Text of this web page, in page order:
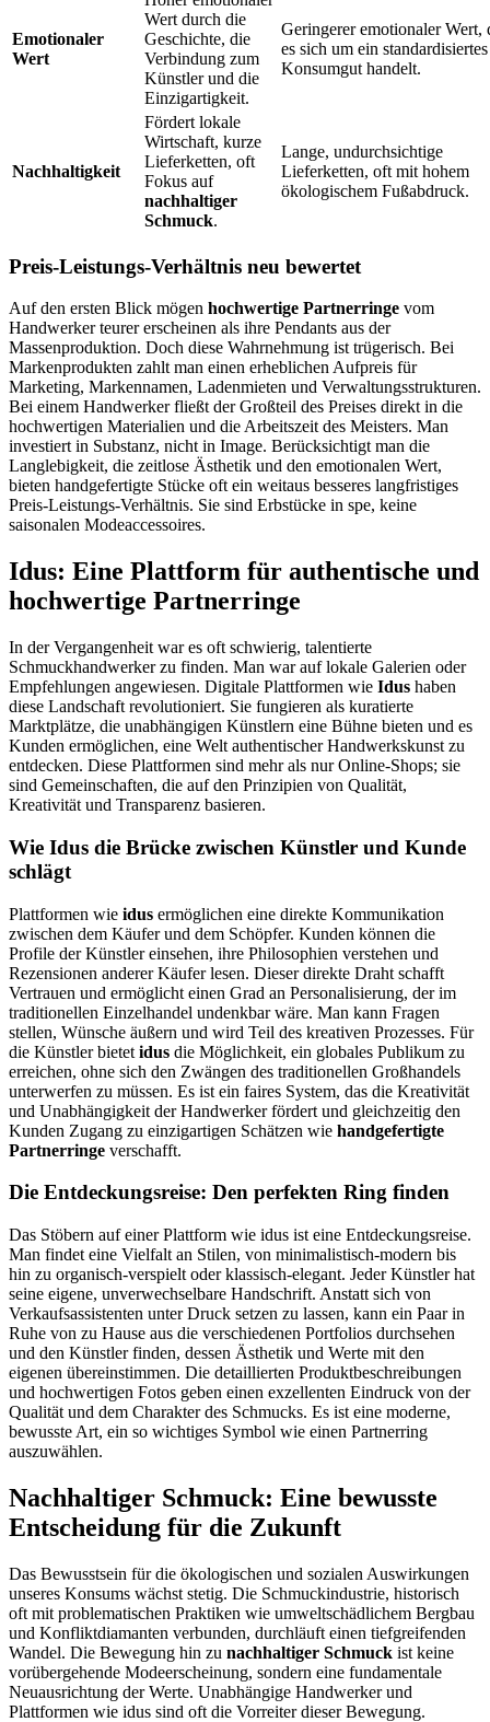
Emotionaler
Wert
Wert durch die
Geschichte, die
Verbindung zum
Künstler und die
Einzigartigkeit.
Geringerer emotionaler Wert,
es sich um ein standardisiertes
Konsumgut handelt.
Nachhaltigkeit
Fördert lokale
Wirtschaft, kurze
Lieferketten, oft
Fokus auf
nachhaltiger
Schmuck.
Lange, undurchsichtige
Lieferketten, oft mit hohem
ökologischem Fußabdruck.
Preis-Leistungs-Verhältnis neu bewertet
Auf den ersten Blick mögen hochwertige Partnerringe vom
Handwerker teurer erscheinen als ihre Pendants aus der
Massenproduktion. Doch diese Wahrnehmung ist trügerisch. Bei
Markenprodukten zahlt man einen erheblichen Aufpreis für
Marketing, Markennamen, Ladenmieten und Verwaltungsstrukturen.
Bei einem Handwerker fließt der Großteil des Preises direkt in die
hochwertigen Materialien und die Arbeitszeit des Meisters. Man
investiert in Substanz, nicht in Image. Berücksichtigt man die
Langlebigkeit, die zeitlose Ästhetik und den emotionalen Wert,
bieten handgefertigte Stücke oft ein weitaus besseres langfristiges
Preis-Leistungs-Verhältnis. Sie sind Erbstücke in spe, keine
saisonalen Modeaccessoires.
Idus: Eine Plattform für authentische und
hochwertige Partnerringe
In der Vergangenheit war es oft schwierig, talentierte
Schmuckhandwerker zu finden. Man war auf lokale Galerien oder
Empfehlungen angewiesen. Digitale Plattformen wie Idus haben
diese Landschaft revolutioniert. Sie fungieren als kuratierte
Marktplätze, die unabhängigen Künstlern eine Bühne bieten und es
Kunden ermöglichen, eine Welt authentischer Handwerkskunst zu
entdecken. Diese Plattformen sind mehr als nur Online-Shops; sie
sind Gemeinschaften, die auf den Prinzipien von Qualität,
Kreativität und Transparenz basieren.
Wie Idus die Brücke zwischen Künstler und Kunde
schlägt
Plattformen wie idus ermöglichen eine direkte Kommunikation
zwischen dem Käufer und dem Schöpfer. Kunden können die
Profile der Künstler einsehen, ihre Philosophien verstehen und
Rezensionen anderer Käufer lesen. Dieser direkte Draht schafft
Vertrauen und ermöglicht einen Grad an Personalisierung, der im
traditionellen Einzelhandel undenkbar wäre. Man kann Fragen
stellen, Wünsche äußern und wird Teil des kreativen Prozesses. Für
die Künstler bietet idus die Möglichkeit, ein globales Publikum zu
erreichen, ohne sich den Zwängen des traditionellen Großhandels
unterwerfen zu müssen. Es ist ein faires System, das die Kreativität
und Unabhängigkeit der Handwerker fördert und gleichzeitig den
Kunden Zugang zu einzigartigen Schätzen wie handgefertigte
Partnerringe verschafft.
Die Entdeckungsreise: Den perfekten Ring finden
Das Stöbern auf einer Plattform wie idus ist eine Entdeckungsreise.
Man findet eine Vielfalt an Stilen, von minimalistisch-modern bis
hin zu organisch-verspielt oder klassisch-elegant. Jeder Künstler hat
seine eigene, unverwechselbare Handschrift. Anstatt sich von
Verkaufsassistenten unter Druck setzen zu lassen, kann ein Paar in
Ruhe von zu Hause aus die verschiedenen Portfolios durchsehen
und den Künstler finden, dessen Ästhetik und Werte mit den
eigenen übereinstimmen. Die detaillierten Produktbeschreibungen
und hochwertigen Fotos geben einen exzellenten Eindruck von der
Qualität und dem Charakter des Schmucks. Es ist eine moderne,
bewusste Art, ein so wichtiges Symbol wie einen Partnerring
auszuwählen.
Nachhaltiger Schmuck: Eine bewusste
Entscheidung für die Zukunft
Das Bewusstsein für die ökologischen und sozialen Auswirkungen
unseres Konsums wächst stetig. Die Schmuckindustrie, historisch
oft mit problematischen Praktiken wie umweltschädlichem Bergbau
und Konfliktdiamanten verbunden, durchläuft einen tiefgreifenden
Wandel. Die Bewegung hin zu nachhaltiger Schmuck ist keine
vorübergehende Modeerscheinung, sondern eine fundamentale
Neuausrichtung der Werte. Unabhängige Handwerker und
Plattformen wie idus sind oft die Vorreiter dieser Bewegung.